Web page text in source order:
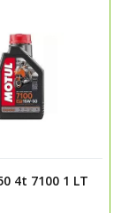
economia
com
4t 7100 1 LT